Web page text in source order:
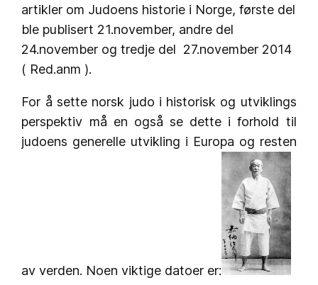
artikler om Judoens historie i Norge, første del
ble publisert 21.november, andre del
24.november og tredje del 27.november 2014
( Red.anm ).
For å sette norsk judo i historisk og utviklings
perspektiv må en også se dette i forhold til
judoens generelle utvikling i Europa og resten
av verden. Noen viktige datoer er: